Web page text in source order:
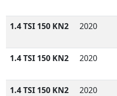
1.4 TSI 150 KN2 2020
1.4 TSI 150 KN2 2020
1.4 TSI 150 KN2 2020